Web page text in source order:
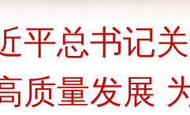
平总书记
质量发展